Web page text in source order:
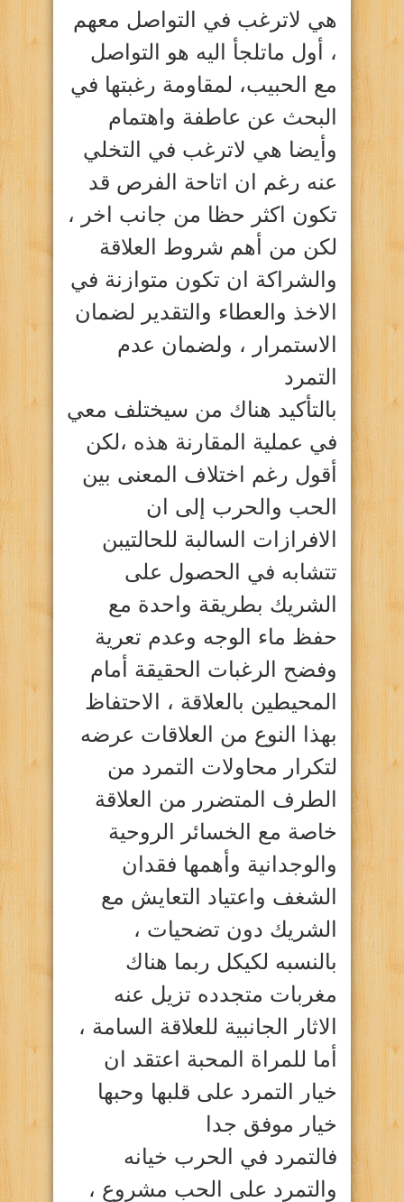
هي لاترغب في التواصل معهم
، أول ماتلجأ اليه هو التواصل
مع الحبيب، لمقاومة رغبتها في
البحث عن عاطفة واهتمام
وأيضا هي لاترغب في التخلي
عنه رغم ان اتاحة الفرص قد
تكون اكثر حظا من جانب اخر ،
لكن من أهم شروط العلاقة
والشراكة ان تكون متوازنة في
الاخذ والعطاء والتقدير لضمان
الاستمرار ، ولضمان عدم
التمرد
بالتأكيد هناك من سيختلف معي
في عملية المقارنة هذه ،لكن
أقول رغم اختلاف المعنى بين
الحب والحرب إلى ان
الافرازات السالبة للحالتيبن
تتشابه في الحصول على
الشريك بطريقة واحدة مع
حفظ ماء الوجه وعدم تعرية
وفضح الرغبات الحقيقة أمام
المحيطين بالعلاقة ، الاحتفاظ
بهذا النوع من العلاقات عرضه
لتكرار محاولات التمرد من
الطرف المتضرر من العلاقة
خاصة مع الخسائر الروحية
والوجدانية وأهمها فقدان
الشغف واعتياد التعايش مع
الشريك دون تضحيات ،
بالنسبه لكيكل ربما هناك
مغربات متجدده تزيل عنه
الاثار الجانبية للعلاقة السامة ،
أما للمراة المحبة اعتقد ان
خيار التمرد على قلبها وحبها
خيار موفق جدا
فالتمرد في الحرب خيانه
والتمرد على الحب مشروع ،